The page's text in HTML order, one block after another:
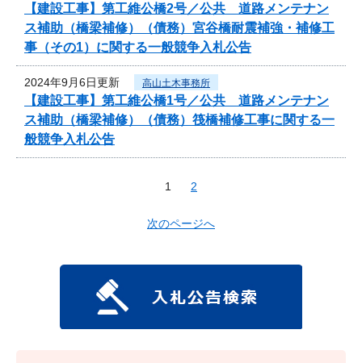
【建設工事】第工維公橋2号／公共 道路メンテナン
ス補助（橋梁補修）（債務）宮谷橋耐震補強・補修工
事（その1）に関する一般競争入札公告
2024年9月6日更新 高山土木事務所
【建設工事】第工維公橋1号／公共 道路メンテナン
ス補助（橋梁補修）（債務）筏橋補修工事に関する一
般競争入札公告
1 2
次のページへ